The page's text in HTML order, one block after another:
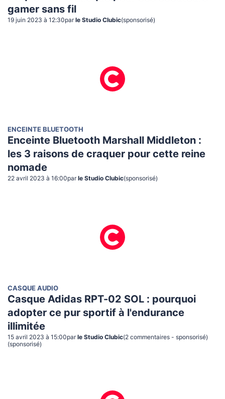
gamer sans fil
19 juin 2023 à 12:30par le Studio Clubic(sponsorisé)
ENCEINTE BLUETOOTH
Enceinte Bluetooth Marshall Middleton :
les 3 raisons de craquer pour cette reine
nomade
22 avril 2023 à 16:00par le Studio Clubic(sponsorisé)
CASQUE AUDIO
Casque Adidas RPT-02 SOL : pourquoi
adopter ce pur sportif à l'endurance
illimitée
15 avril 2023 à 15:00par le Studio Clubic(2 commentaires - sponsorisé)
(sponsorisé)